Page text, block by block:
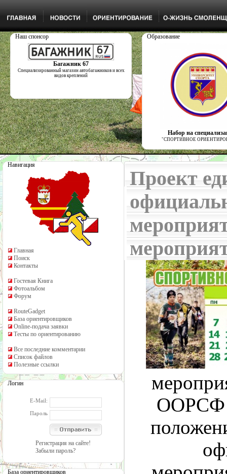
Наш спонсор
Багажник 67
Специализированный магазин автобагажников и всех
видов креплений
Образование
Набор на
"СПОРТИВНОЕ
Навигация
Главная
Поиск
Контакты
Гостевая Книга
Фотоальбом
Форум
RouteGadget
База ориентировщиков
Online-подача заявки
Тесты по ориентированию
Все последние комментарии
Список файлов
Полезные ссылки
Логин
E-Mail:
Пароль
Регистрация на сайте!
Забыли пароль?
База ориентировщиков
Проект
ООРСФ